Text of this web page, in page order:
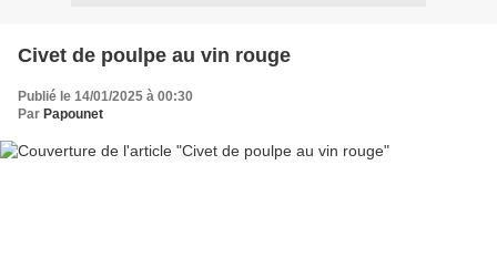
Civet de poulpe au vin rouge
Publié le 14/01/2025 à 00:30
Par Papounet